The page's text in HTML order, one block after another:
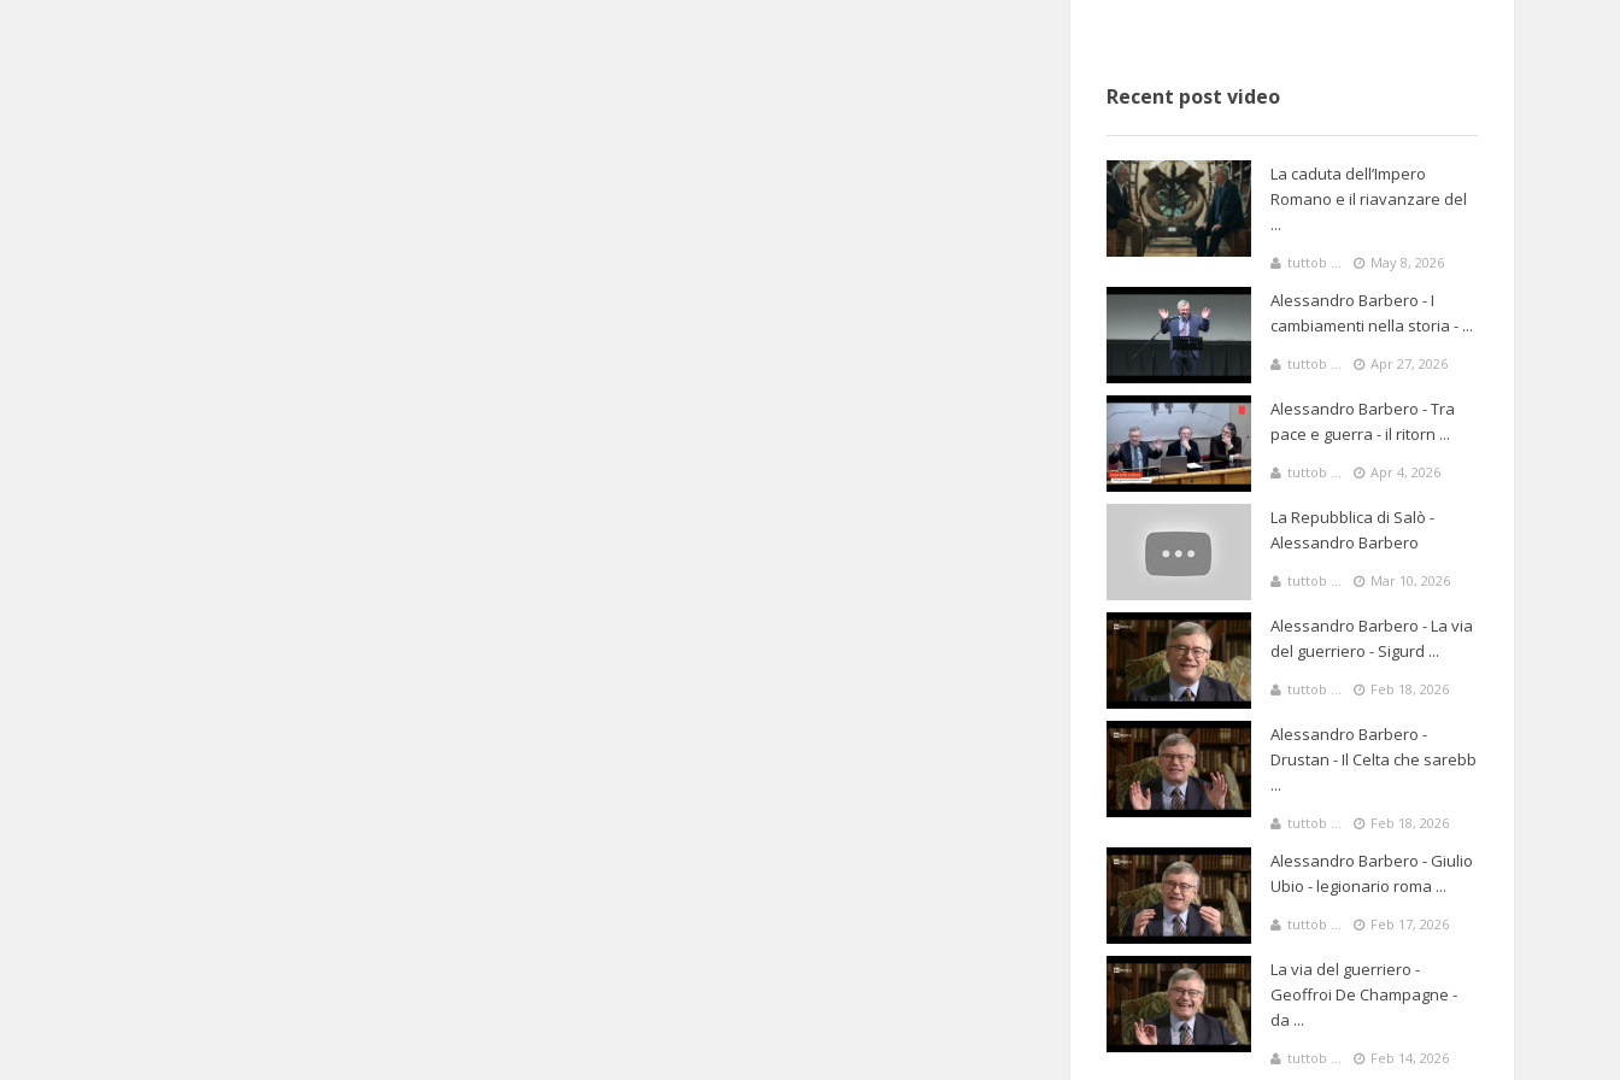
Recent post video
La caduta dell’Impero
Romano e il riavanzare del
...
tuttob ... May 8, 2026
Alessandro Barbero - I
cambiamenti nella storia - ...
tuttob ... Apr 27, 2026
Alessandro Barbero - Tra
pace e guerra - il ritorn ...
tuttob ... Apr 4, 2026
La Repubblica di Salò -
Alessandro Barbero
tuttob ... Mar 10, 2026
Alessandro Barbero - La via
del guerriero - Sigurd ...
tuttob ... Feb 18, 2026
Alessandro Barbero -
Drustan - Il Celta che sarebb
...
tuttob ... Feb 18, 2026
Alessandro Barbero - Giulio
Ubio - legionario roma ...
tuttob ... Feb 17, 2026
La via del guerriero -
Geoffroi De Champagne -
da ...
tuttob ... Feb 14, 2026